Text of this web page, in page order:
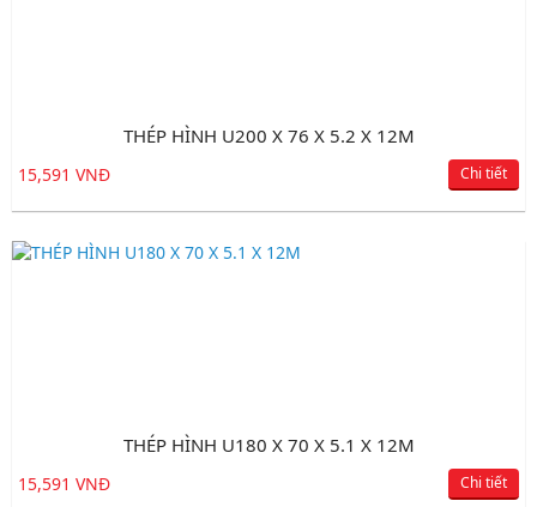
THÉP HÌNH U200 X 76 X 5.2 X 12M
15,591 VNĐ Chi tiết
THÉP HÌNH U180 X 70 X 5.1 X 12M
15,591 VNĐ Chi tiết